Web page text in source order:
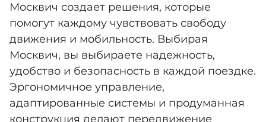
Москвич создает решения, которые
помогут каждому чувствовать свободу
движения и мобильность. Выбирая
Москвич, вы выбираете надежность,
удобство и безопасность в каждой поездке.
Эргономичное управление,
адаптированные системы и продуманная
конструкция делают передвижение